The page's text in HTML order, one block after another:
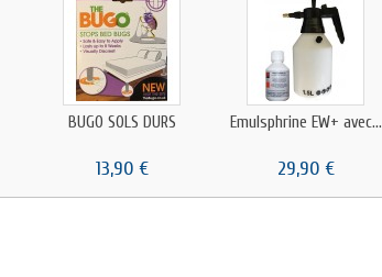
BUGO SOLS DURS
13,90 €
Emulsphrine EW+ avec...
29,90 €